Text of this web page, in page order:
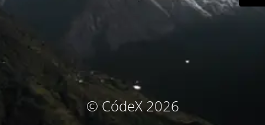
© CódeX 2026